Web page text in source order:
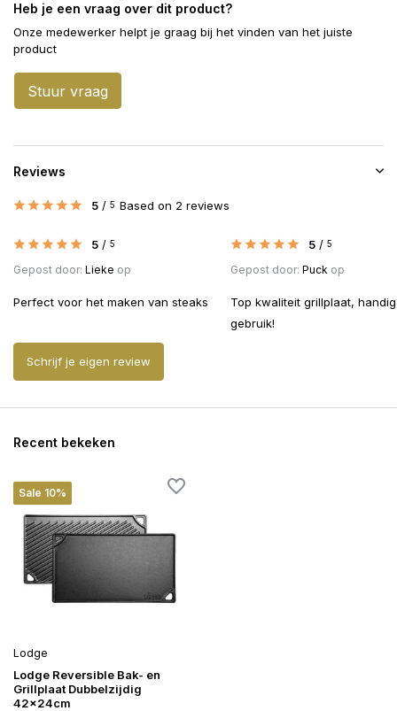
Heb je een vraag over dit product?
Onze medewerker helpt je graag bij het vinden van het juiste
product
Stuur vraag
Reviews
5 / 5 Based on 2 reviews
5 / 5
Gepost door: Lieke op
Perfect voor het maken van steaks
5 / 5
Gepost door: Puck op
Top kwaliteit grillplaat,
gebruik!
Schrijf je eigen review
Recent bekeken
Sale 10%
Lodge
Lodge Reversible Bak- en
Grillplaat Dubbelzijdig
42x24cm